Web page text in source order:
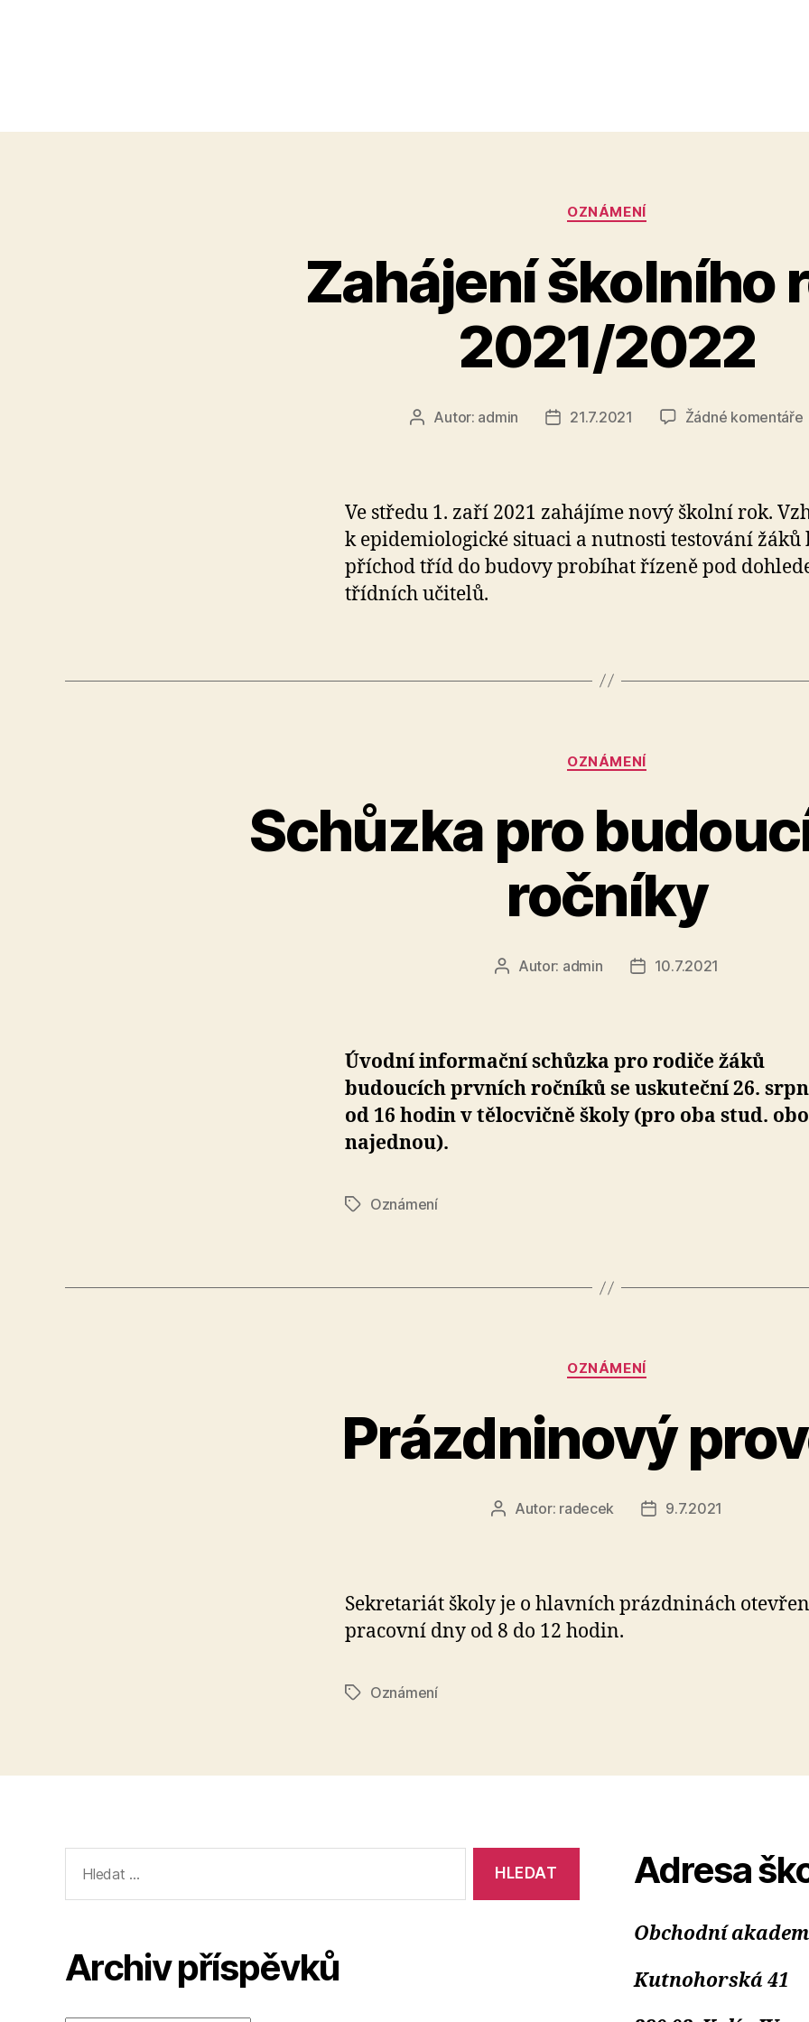
Obchodní
Kutnohorská
Rubriky
OZNÁMENÍ
Zahájení školního
2021/2022
AutorAutor: admin
Datum
21.7.2021 Žádné komentářeu
Ve středu 1. zaří 2021 zahájíme nový školní rok.
k epidemiologické situaci a nutnosti testování žáků
příchod tříd do budovy probíhat řízeně pod
třídních učitelů.
Rubriky
OZNÁMENÍ
Schůzka pro
ročníky
AutorAutor: admin
Datum
10.7.2021
Úvodní informační schůzka pro rodiče žáků
budoucích prvních ročníků se uskuteční 26.
od 16 hodin v tělocvičně školy (pro oba stud.
najednou).
ŠtítkyOznámení
Rubriky
OZNÁMENÍ
Prázdninový
AutorAutor: radecek
Datum
9.7.2021
Sekretariát školy je o hlavních prázdninách
pracovní dny od 8 do 12 hodin.
ŠtítkyOznámení
vyhledávání:
Archiv příspěvků
Adresa
Obchodní
Kutnohorská 41